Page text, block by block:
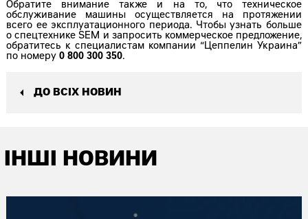
Обратите внимание также и на то, что техническое
обслуживание машины осуществляется на протяжении
всего ее эксплуатационного периода. Чтобы узнать больше
о спецтехнике SEM и запросить коммерческое предложение,
обратитесь к специалистам компании “Цеппелин Украина”
по номеру 0 800 300 350.
ДО ВСІХ НОВИН
ІНШІ НОВИНИ